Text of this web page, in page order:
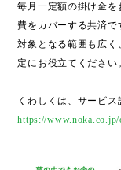
毎月一定額の掛け金
費をカバーする共済で
対象となる範囲も広
定にお役立てください
くわしくは、サービス
https://